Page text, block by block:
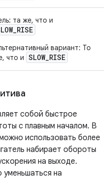
та же, что и
вариант: То
что и SLOW_RISE
собой быстрое
с плавным началом. В
использовать более
набирает обороты
на выходе.
на